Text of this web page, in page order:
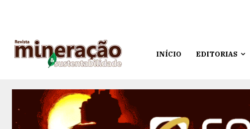
INÍCIO EDITORIAS